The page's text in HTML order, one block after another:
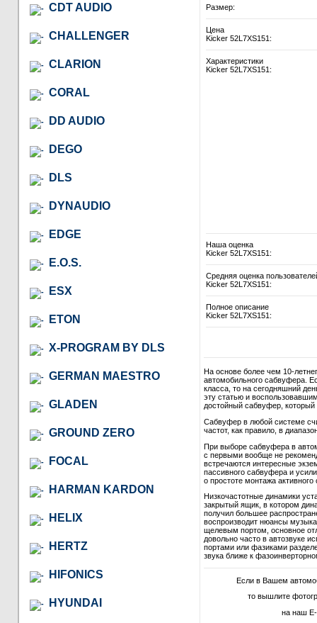
CDT AUDIO
CHALLENGER
CLARION
CORAL
DD AUDIO
DEGO
DLS
DYNAUDIO
EDGE
E.O.S.
ESX
ETON
X-PROGRAM BY DLS
GERMAN MAESTRO
GLADEN
GROUND ZERO
FOCAL
HARMAN KARDON
HELIX
HERTZ
HIFONICS
HYUNDAI
Размер:
Цена
Kicker 52L7XS151:
Характеристики
Kicker 52L7XS151:
Наша оценка
Kicker 52L7XS151:
Средняя оценка
Kicker 52L7XS151:
Полное описание
Kicker 52L7XS151:
На основе более чем 10-
автомобильного сабвуфера.
класса, то на сегодняшний
эту статью и
достойный сабвуфер, который
Сабвуфер в любой системе
частот, как правило, в
При выборе сабвуфера в
с первыми вообще не
встречаются интересные
пассивного сабвуфера и
о простоте монтажа
Низкочастотные динамики
закрытый ящик, в котором
получил большее
воспроизводит нюансы
щелевым портом, основное
довольно часто в автозвуке
портами или фазиками
звука ближе к
Если в Вашем
то вышлите
на наш